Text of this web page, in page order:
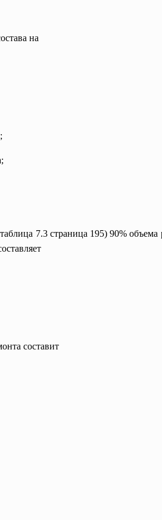
на
7.3 страница 195) 90%
составит